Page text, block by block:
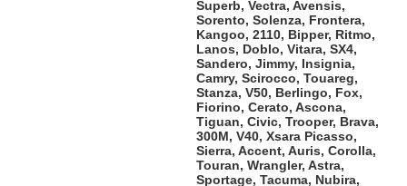
Superb, Vectra, Avensis,
Sorento, Solenza, Frontera,
Kangoo, 2110, Bipper, Ritmo,
Lanos, Doblo, Vitara, SX4,
Sandero, Jimmy, Insignia,
Camry, Scirocco, Touareg,
Stanza, V50, Berlingo, Fox,
Fiorino, Cerato, Ascona,
Tiguan, Civic, Trooper, Brava,
300M, V40, Xsara Picasso,
Sierra, Accent, Auris, Corolla,
Touran, Wrangler, Astra,
Sportage, Tacuma, Nubira,